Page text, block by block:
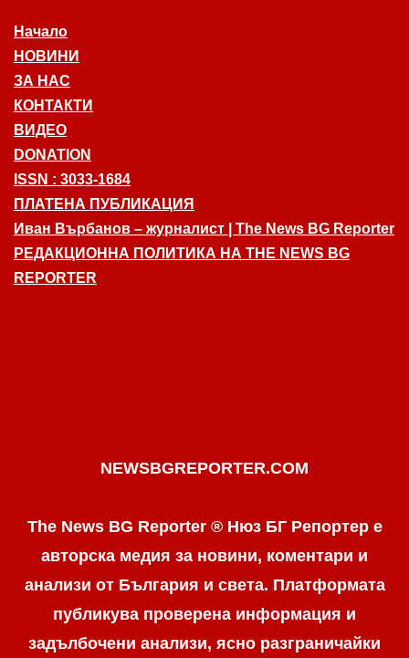
Начало
НОВИНИ
ЗА НАС
КОНТАКТИ
ВИДЕО
DONATION
ISSN : 3033-1684
ПЛАТЕНА ПУБЛИКАЦИЯ
Иван Върбанов – журналист | The News BG Reporter
РЕДАКЦИОННА ПОЛИТИКА НА THE NEWS BG
REPORTER
NEWSBGREPORTER.COM
The News BG Reporter ® Нюз БГ Репортер е
авторска медия за новини, коментари и
анализи от България и света. Платформата
публикува проверена информация и
задълбочени анализи, ясно разграничaйки